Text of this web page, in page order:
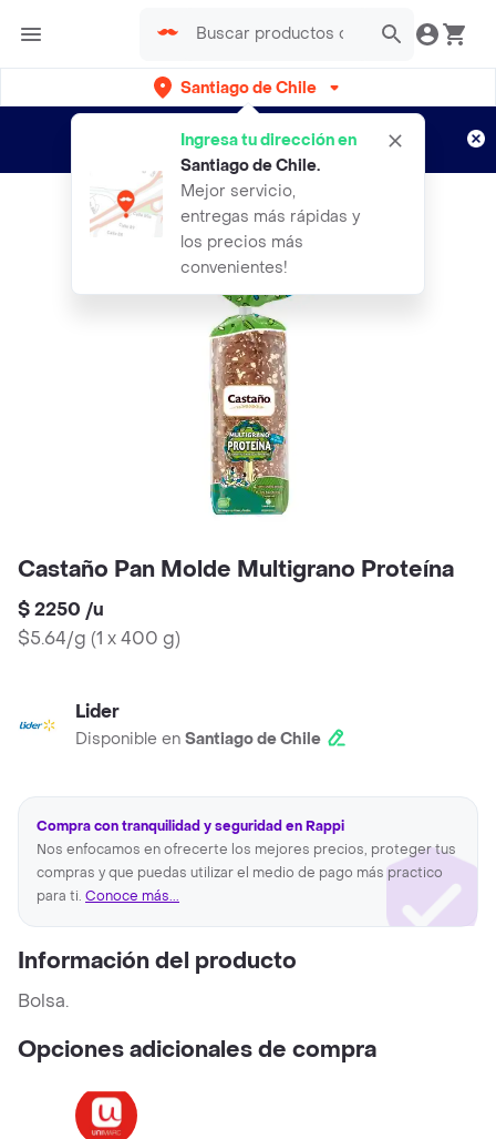
Santiago de Chile
Ingresa tu dirección en
Santiago de Chile.
Mejor servicio,
entregas más rápidas y
los precios más
convenientes!
envíos gratis por semanas
Aplican TyC
Castaño Pan Molde Multigrano Proteína
$ 2250 /u
$5.64/g (1 x 400 g)
Lider
Disponible en Santiago de Chile
Compra con tranquilidad y seguridad en Rappi
Nos enfocamos en ofrecerte los mejores precios, proteger tus
compras y que puedas utilizar el medio de pago más practico
para ti. Conoce más...
Información del producto
Bolsa.
Opciones adicionales de compra